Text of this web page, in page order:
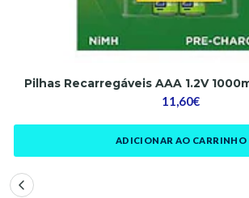
Pilhas Recarregáveis AAA 1.2V
11,60€
ADICIONAR AO CARRINHO